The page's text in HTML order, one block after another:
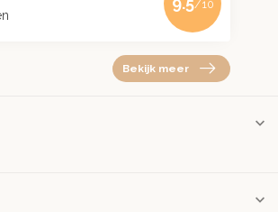
/10
Bekijk meer